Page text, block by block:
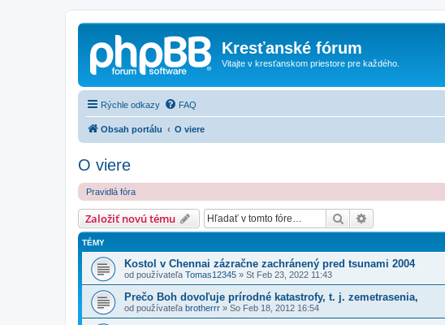
Kresťanské fórum
Vitajte v kresťanskom priestore pre každého.
Rýchle odkazy FAQ
Obsah portálu O viere
O viere
Pravidlá fóra
Založiť novú tému Hľadať
TÉMY
Kostol v Chennai zázračne zachránený pred tsunami 2004
od používateľa Tomas12345 » St Feb 23, 2022 11:43
Prečo Boh dovoľuje prírodné katastrofy, t. j. zemetrasenia,
od používateľa brotherrr » So Feb 18, 2012 16:54